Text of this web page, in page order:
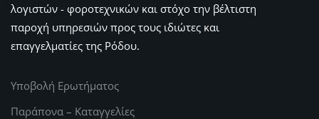
λογιστών - φοροτεχνικών και στόχο την βέλτιστη
παροχή υπηρεσιών προς τους ιδιώτες και
επαγγελματίες της Ρόδου.
Υποβολή Ερωτήματος
Παράπονα – Καταγγελίες